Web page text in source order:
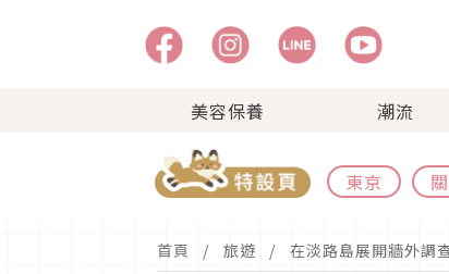
美容保養 潮流
東京
首頁 旅遊 在淡路島展開牆外調